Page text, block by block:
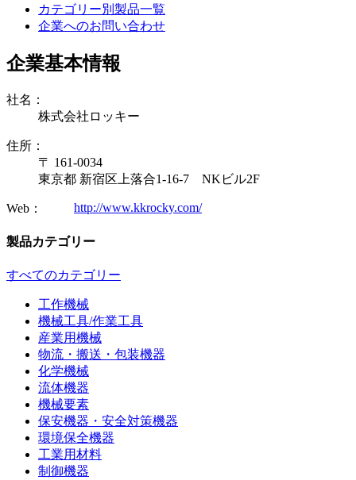
カテゴリー別製品一覧
企業へのお問い合わせ
企業基本情報
社名：
株式会社ロッキー
住所：
〒 161-0034
東京都 新宿区上落合1-16-7 NKビル2F
Web： http://www.kkrocky.com/
製品カテゴリー
すべてのカテゴリー
工作機械
機械工具/作業工具
産業用機械
物流・搬送・包装機器
化学機械
流体機器
機械要素
保安機器・安全対策機器
環境保全機器
工業用材料
制御機器